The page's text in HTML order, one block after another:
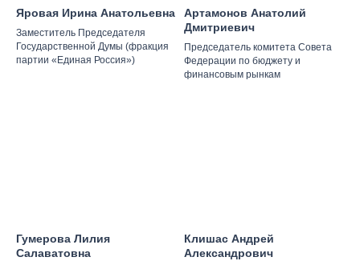
Яровая Ирина Анатольевна
Заместитель Председателя
Государственной Думы (фракция
партии «Единая Россия»)
Артамонов Анатолий
Дмитриевич
Председатель комитета Совета
Федерации по бюджету и
финансовым рынкам
Гумерова Лилия
Салаватовна
Клишас Андрей
Александрович